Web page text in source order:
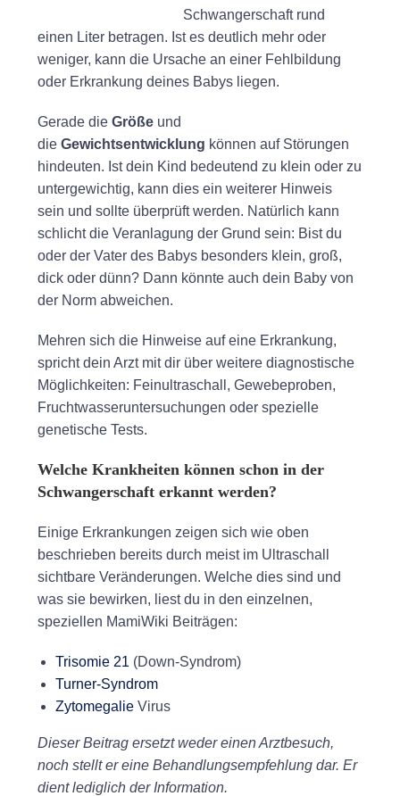
Schwangerschaft rund
einen Liter betragen. Ist es deutlich mehr oder
weniger, kann die Ursache an einer Fehlbildung
oder Erkrankung deines Babys liegen.
Gerade dieGröße und
dieGewichtsentwicklung können auf Störungen
hindeuten. Ist dein Kind bedeutend zu klein oder zu
untergewichtig, kann dies ein weiterer Hinweis
sein und sollte überprüft werden. Natürlich kann
schlicht die Veranlagung der Grund sein: Bist du
oder der Vater des Babys besonders klein, groß,
dick oder dünn? Dann könnte auch dein Baby von
der Norm abweichen.
Mehren sich die Hinweise auf eine Erkrankung,
spricht dein Arzt mit dir über weitere diagnostische
Möglichkeiten: Feinultraschall, Gewebeproben,
Fruchtwasseruntersuchungen oder spezielle
genetische Tests.
Welche Krankheiten können schon in der
Schwangerschaft erkannt werden?
Einige Erkrankungen zeigen sich wie oben
beschrieben bereits durch meist im Ultraschall
sichtbare Veränderungen. Welche dies sind und
was sie bewirken, liest du in den einzelnen,
speziellen MamiWiki Beiträgen:
Trisomie 21 (Down-Syndrom)
Turner-Syndrom
Zytomegalie Virus
Dieser Beitrag ersetzt weder einen Arztbesuch,
noch stellt er eine Behandlungsempfehlung dar. Er
dient lediglich der Information.